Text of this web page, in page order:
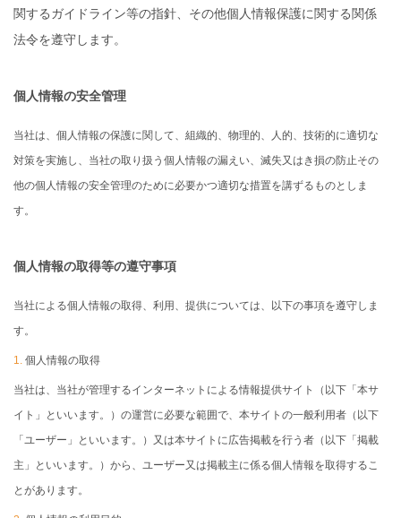
関するガイドライン等の指針、その他個人情報保護に関する関係
法令を遵守します。
個人情報の安全管理
当社は、個人情報の保護に関して、組織的、物理的、人的、技術的に適切な
対策を実施し、当社の取り扱う個人情報の漏えい、滅失又はき損の防止その
他の個人情報の安全管理のために必要かつ適切な措置を講ずるものとしま
す。
個人情報の取得等の遵守事項
当社による個人情報の取得、利用、提供については、以下の事項を遵守しま
す。
1. 個人情報の取得
当社は、当社が管理するインターネットによる情報提供サイト（以下「本サ
イト」といいます。）の運営に必要な範囲で、本サイトの一般利用者（以下
「ユーザー」といいます。）又は本サイトに広告掲載を行う者（以下「掲載
主」といいます。）から、ユーザー又は掲載主に係る個人情報を取得するこ
とがあります。